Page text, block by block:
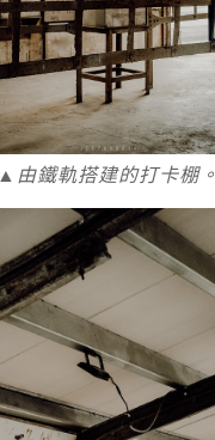
▲由鐵軌搭建的打卡棚。